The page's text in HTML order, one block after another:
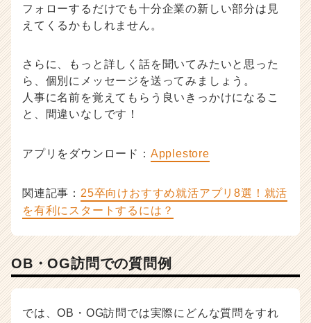
フォローするだけでも十分企業の新しい部分は見
えてくるかもしれません。
さらに、もっと詳しく話を聞いてみたいと思った
ら、個別にメッセージを送ってみましょう。
人事に名前を覚えてもらう良いきっかけになるこ
と、間違いなしです！
アプリをダウンロード： Applestore
関連記事： 25卒向けおすすめ就活アプリ8選！就活
を有利にスタートするには？
OB・OG訪問での質問例
では、OB・OG訪問では実際にどんな質問をすれ